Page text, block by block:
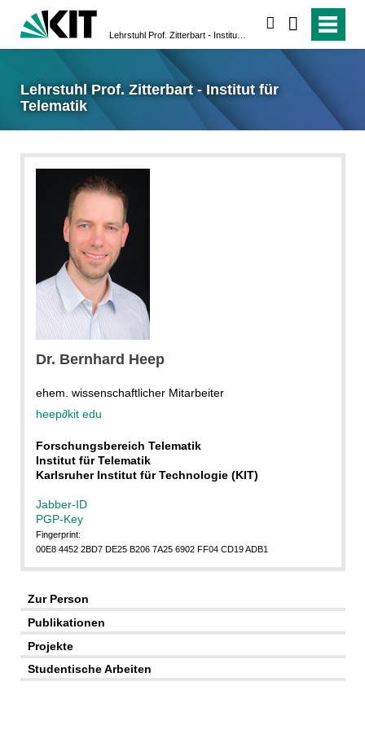
Lehrstuhl Prof. Zitterbart - Institut für
Telematik
Dr. Bernhard Heep
ehem. wissenschaftlicher Mitarbeiter
heep∂kit edu
Forschungsbereich Telematik
Institut für Telematik
Karlsruher Institut für Technologie (KIT)
Jabber-ID
PGP-Key
Fingerprint:
00E8 4452 2BD7 DE25 B206 7A25 6902 FF04 CD19 ADB1
Zur Person
Publikationen
Projekte
Studentische Arbeiten